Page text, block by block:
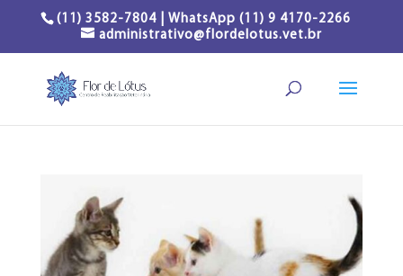
(11) 3582-7804 | WhatsApp (11) 9 4170-2266
administrativo@flordelotus.vet.br